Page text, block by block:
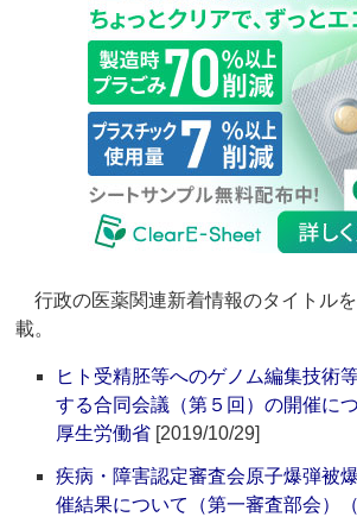
行政の医薬関連新着情報のタイトル
載。
ヒト受精胚等へのゲノム編集技術
する合同会議（第５回）の開催に
厚生労働省 [2019/10/29]
疾病・障害認定審査会原子爆弾被
催結果について（第一審査部会）